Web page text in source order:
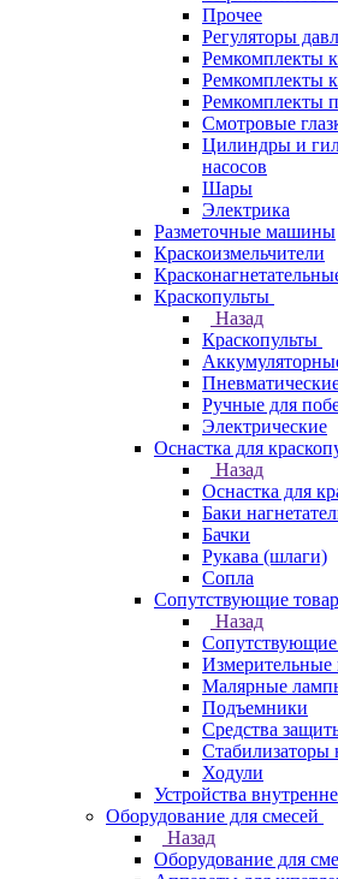
Прочее
Регуляторы
Ремкомплекты
Ремкомплекты
Ремкомплекты
Смотровые
Цилиндры и
насосов
Шары
Электрика
Разметочные машины
Краскоизмельчители
Краскопульты
Назад
Краскопульты
Ручные для
Электрические
Оснастка для
Назад
Оснастка для
Баки
Бачки
Рукава (шлаги)
Сопла
Сопутствующие
Назад
Малярные
Подъемники
Средства
Стабилизаторы
Ходули
Устройства
Оборудование для смесей
Назад
Оборудование для